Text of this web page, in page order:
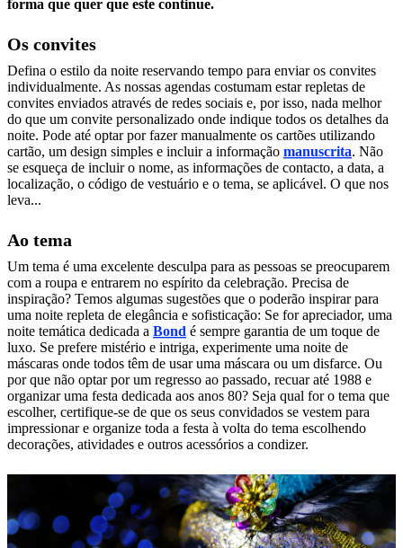
forma que quer que este continue.
Os convites
Defina o estilo da noite reservando tempo para enviar os convites
individualmente. As nossas agendas costumam estar repletas de
convites enviados através de redes sociais e, por isso, nada melhor
do que um convite personalizado onde indique todos os detalhes da
noite. Pode até optar por fazer manualmente os cartões utilizando
cartão, um design simples e incluir a informação manuscrita. Não
se esqueça de incluir o nome, as informações de contacto, a data, a
localização, o código de vestuário e o tema, se aplicável. O que nos
leva...
Ao tema
Um tema é uma excelente desculpa para as pessoas se preocuparem
com a roupa e entrarem no espírito da celebração. Precisa de
inspiração? Temos algumas sugestões que o poderão inspirar para
uma noite repleta de elegância e sofisticação: Se for apreciador, uma
noite temática dedicada a Bond é sempre garantia de um toque de
luxo. Se prefere mistério e intriga, experimente uma noite de
máscaras onde todos têm de usar uma máscara ou um disfarce. Ou
por que não optar por um regresso ao passado, recuar até 1988 e
organizar uma festa dedicada aos anos 80? Seja qual for o tema que
escolher, certifique-se de que os seus convidados se vestem para
impressionar e organize toda a festa à volta do tema escolhendo
decorações, atividades e outros acessórios a condizer.